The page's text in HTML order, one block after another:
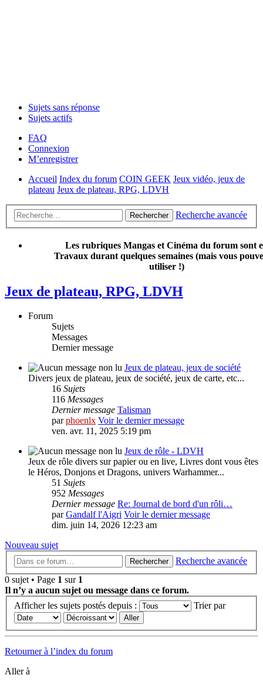
Sujets sans réponse
Sujets actifs
FAQ
Connexion
M’enregistrer
Accueil Index du forum COIN GEEK Jeux vidéo, jeux de
plateau Jeux de plateau, RPG, LDVH
Rechercher Recherche avancée
Les rubriques Mangas et Cinéma du forum sont
Travaux durant quelques semaines (mais vous
utiliser !)
Jeux de plateau, RPG, LDVH
Forum
Sujets
Messages
Dernier message
Jeux de plateau, jeux de société
Divers jeux de plateau, jeux de société, jeux de carte, etc...
16 Sujets
116 Messages
Dernier message Talisman
parphoenlx Voir le dernier message
ven. avr. 11, 2025 5:19 pm
Jeux de rôle - LDVH
Jeux de rôle divers sur papier ou en live, Livres dont vous êtes
le Héros, Donjons et Dragons, univers Warhammer...
51 Sujets
952 Messages
Dernier message Re: Journal de bord d'un rôli…
parGandalf l'Aigri Voir le dernier message
dim. juin 14, 2026 12:23 am
Nouveau sujet
Rechercher
Recherche avancée
0 sujet • Page 1 sur 1
Il n’y a aucun sujet ou message dans ce forum.
Afficher les sujets postés depuis :
Trier par
Retourner à l’index du forum
Aller à